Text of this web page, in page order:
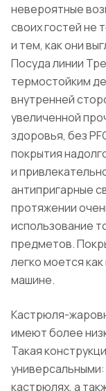
невероятные
своих гостей не
и тем, как они
Посуда линии
термостойким
внутренней
увеличенной
здоровья, без
покрытия
и
антипригарные
протяжении
использование
предметов.
легко моется
машине.
Кастрюля-
имеют более
Такая
кастрюлях, а